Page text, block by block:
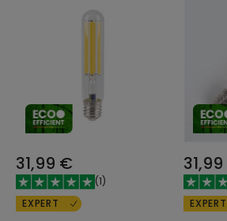
31,99 €
(1)
EXPERT
EXPERT